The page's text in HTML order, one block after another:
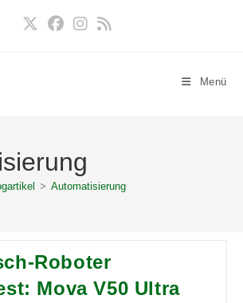
Menü
> Automatisierung
Roboter
Mova V50 Ultra